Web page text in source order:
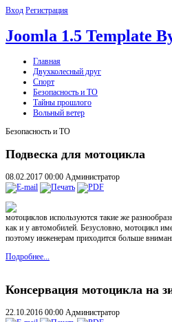
Вход Регистрация
Joomla 1.5 Template
Главная
Двухколесный друг
Спорт
Безопасность и ТО
Тайны прошлого
Вольный ветер
Безопасность и ТО
Подвеска для мотоцикла
08.02.2017 00:00 Администратор
мотоциклов используются такие же
как и у автомобилей. Безусловно, мотоцикл
поэтому инженерам приходится больше
Подробнее...
Консервация мотоцикла на
22.10.2016 00:00 Администратор